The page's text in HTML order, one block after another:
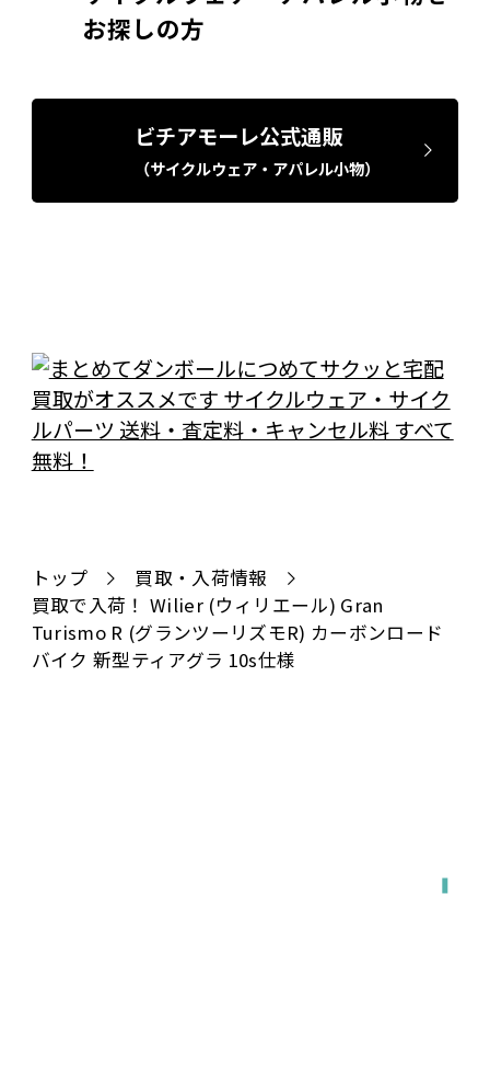
お探しの方
ビチアモーレ公式通販
（サイクルウェア・アパレル小物）
トップ
買取・入荷情報
買取で入荷！ Wilier (ウィリエール) Gran
Turismo R (グランツーリズモR) カーボンロード
バイク 新型ティアグラ 10s仕様